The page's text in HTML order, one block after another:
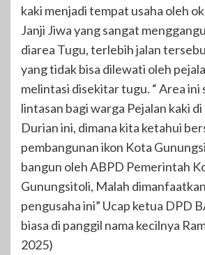
kaki menjadi tempat usaha oleh
Janji Jiwa yang sangat
diarea Tugu, terlebih jalan
yang tidak bisa dilewati oleh
melintasi disekitar tugu. “ Area ini
lintasan bagi warga Pejalan kaki
Durian ini, dimana kita ketahui
pembangunan ikon Kota
bangun oleh ABPD Pemerintah
Gunungsitoli, Malah
pengusaha ini” Ucap ketua DPD
biasa di panggil nama kecilnya
2025)